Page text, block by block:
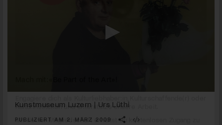
seconds
Kunstmuseum Luzern | Urs Lüthi
PUBLIZIERT AM 2. MÄRZ 2009
Mach mit: «Be Part of the Art»!
Engagiere dich als Kulturliebhaber:in, Kulturschaffende(r) oder